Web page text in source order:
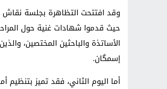
وقد افتتحت التظاهرة بجلسة
حيث قدموا شهادات غنية حول
الأساتذة والباحثين المختصين،
إسمگان.
أما اليوم الثاني، فقد تميز